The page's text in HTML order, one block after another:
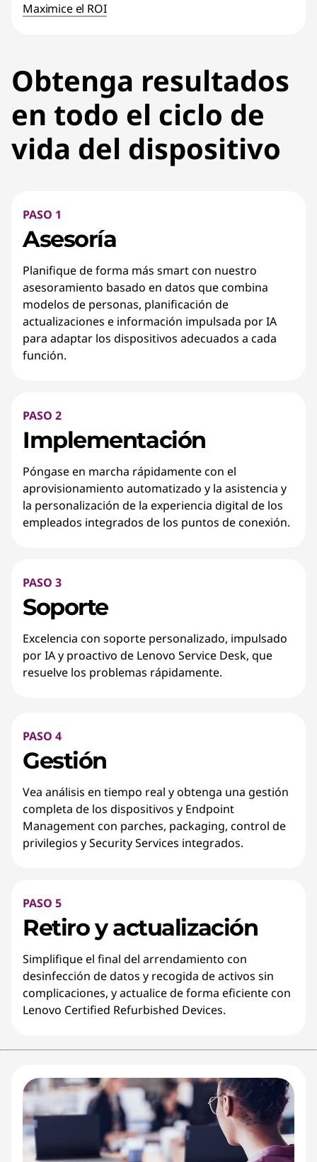
Maximice el ROI
Obtenga resultados
en todo el ciclo de
vida del dispositivo
PASO 1
Asesoría
Planifique de forma más smart con nuestro
asesoramiento basado en datos que combina
modelos de personas, planificación de
actualizaciones e información impulsada por IA
para adaptar los dispositivos adecuados a cada
función.
PASO 2
Implementación
Póngase en marcha rápidamente con el
aprovisionamiento automatizado y la asistencia y
la personalización de la experiencia digital de los
empleados integrados de los puntos de conexión.
PASO 3
Soporte
Excelencia con soporte personalizado, impulsado
por IA y proactivo de Lenovo Service Desk, que
resuelve los problemas rápidamente.
PASO 4
Gestión
Vea análisis en tiempo real y obtenga una gestión
completa de los dispositivos y Endpoint
Management con parches, packaging, control de
privilegios y Security Services integrados.
PASO 5
Retiro y actualización
Simplifique el final del arrendamiento con
desinfección de datos y recogida de activos sin
complicaciones, y actualice de forma eficiente con
Lenovo Certified Refurbished Devices.